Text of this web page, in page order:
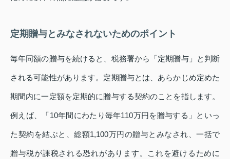
定期贈与とみなされないためのポイント
毎年同額の贈与を続けると、税務署から「定期贈与」と判断
される可能性があります。定期贈与とは、あらかじめ定めた
期間内に一定額を定期的に贈与する契約のことを指します。
例えば、「10年間にわたり毎年110万円を贈与する」といっ
た契約を結ぶと、総額1,100万円の贈与とみなされ、一括で
贈与税が課税される恐れがあります。これを避けるために